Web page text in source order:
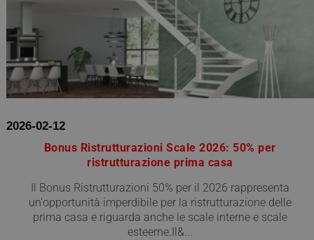
2026-02-12
Bonus Ristrutturazioni Scale 2026: 50% per
ristrutturazione prima casa
Il Bonus Ristrutturazioni 50% per il 2026 rappresenta
un'opportunità imperdibile per la ristrutturazione delle
prima casa e riguarda anche le scale interne e scale
esteerne.Il&...